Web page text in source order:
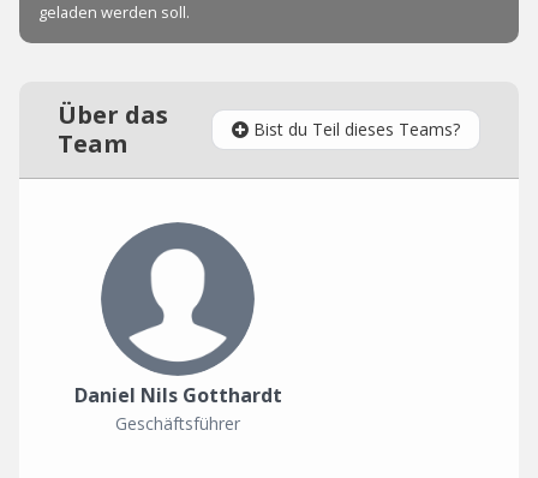
Über das
Team
Bist du Teil dieses Teams?
Daniel Nils Gotthardt
Geschäftsführer